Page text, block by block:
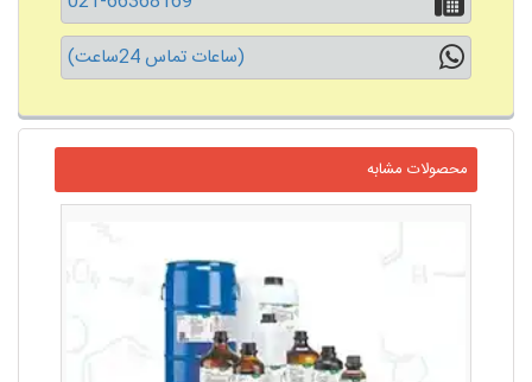
(ساعات تماس 24ساعت)
محصولات مشابه